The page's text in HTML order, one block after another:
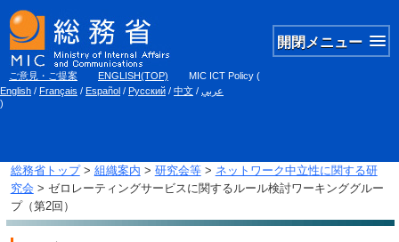
開閉メニュー
ご意見・ご提案 ENGLISH(TOP) MIC ICT Policy (
English / Français / Español / Русский / 中文 / عربي
)
総務省トップ> 組織案内 > 研究会等> ネットワーク中立性に関する研
究会 > ゼロレーティングサービスに関するルール検討ワーキンググルー
プ（第2回）